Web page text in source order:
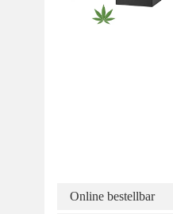
Online bestellbar